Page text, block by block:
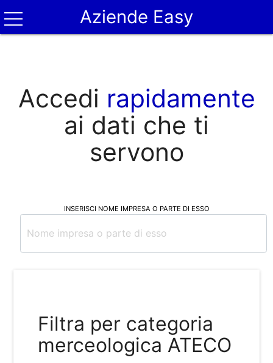
Aziende Easy
Accedi rapidamente
ai dati che ti
servono
INSERISCI NOME IMPRESA O PARTE DI ESSO
Filtra per categoria
merceologica ATECO